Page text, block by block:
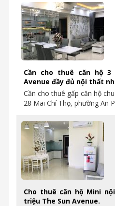
Cần cho thuê căn hộ 3
Avenue đầy đủ nội thất
Cần cho thuê gấp căn hộ
28 Mai Chí Thọ, phường An
Cho thuê căn hộ Mini
triệu The Sun Avenue.